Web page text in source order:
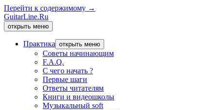
Перейти к содержимому →
GuitarLine.Ru
открыть меню
Практика открыть меню
Советы начинающим
F.A.Q.
С чего начать ?
Первые шаги
Ответы читателям
Книги и видеошколы
Музыкальный soft